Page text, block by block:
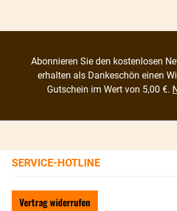
Abonnieren Sie den kostenlosen
erhalten als Dankeschön einen
Gutschein im Wert von 5,00 €.
SERVICE-HOTLINE
Vertrag widerrufen